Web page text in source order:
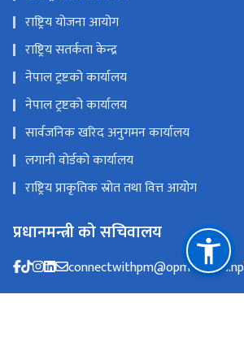
राष्ट्रिय योजना आयोग
राष्ट्रिय सतर्कता केन्द्र
नेपाल ट्रष्टको कार्यालय
नेपाल ट्रष्टको कार्यालय
सार्वजनिक खरिद अनुगमन कार्यालय
लगानी वोर्डको कार्यालय
राष्ट्रिय प्राकृतिक स्रोत तथा वित्त आयोग
प्रधानमन्त्री को सचिवालय
connectwithpm@opmcm.gov.np